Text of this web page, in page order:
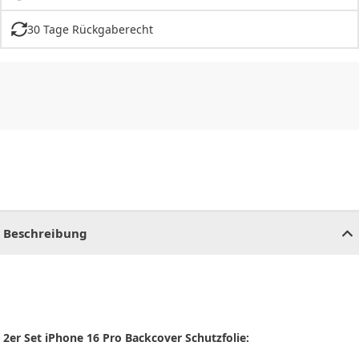
30 Tage Rückgaberecht
Beschreibung
2er Set iPhone 16 Pro Backcover Schutzfolie: